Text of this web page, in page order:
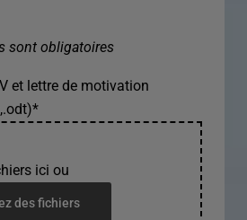
sont obligatoires
et lettre de motivation
*
ici ou
des fichiers